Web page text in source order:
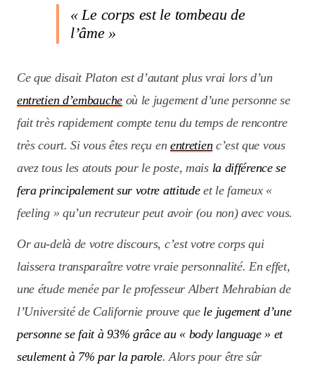
« Le corps est le tombeau de
l’âme »
Ce que disait Platon est d’autant plus vrai lors d’un
entretien d’embaucheoù le jugement d’une personne se
fait très rapidement compte tenu du temps de rencontre
très court. Si vous êtes reçu en entretien c’est que vous
avez tous les atouts pour le poste, mais la différence se
fera principalement sur votre attitudeet le fameux «
feeling » qu’un recruteur peut avoir (ou non) avec vous.
Or au-delà de votre discours, c’est votre corps qui
laissera transparaître votre vraie personnalité. En effet,
une étude menée par le professeur Albert Mehrabian de
l’Université de Californie prouve que le jugement d’une
personne se fait à 93% grâce au « body language » et
seulement à 7% par la parole. Alors pour être sûr